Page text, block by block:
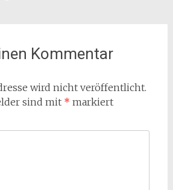
Kommentar
wird nicht veröffentlicht.
sind mit * markiert